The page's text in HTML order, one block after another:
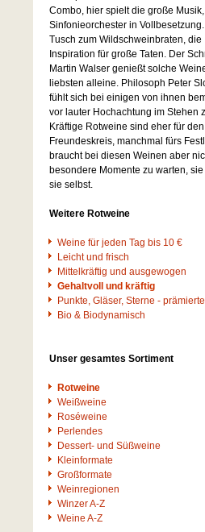
Combo, hier spielt die große
Sinfonieorchester in
Tusch zum Wildschweinbraten, die
Inspiration für große Taten. Der
Martin Walser genießt solche
liebsten alleine. Philosoph Peter
fühlt sich bei einigen von ihnen
vor lauter Hochachtung im Stehen
Kräftige Rotweine sind eher für
Freundeskreis, manchmal fürs
braucht bei diesen Weinen aber
besondere Momente zu warten, sie
sie selbst.
Weitere Rotweine
Weine für jeden Tag bis 10 €
Leicht und frisch
Mittelkräftig und ausgewogen
Gehaltvoll und kräftig
Punkte, Gläser, Sterne -
Bio & Biodynamisch
Unser gesamtes Sortiment
Rotweine
Weißweine
Roséweine
Perlendes
Dessert- und Süßweine
Kleinformate
Großformate
Weinregionen
Winzer A-Z
Weine A-Z